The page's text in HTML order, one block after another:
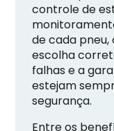
controle de
de cada
escolha
falhas e a
estejam
segurança.
Entre os